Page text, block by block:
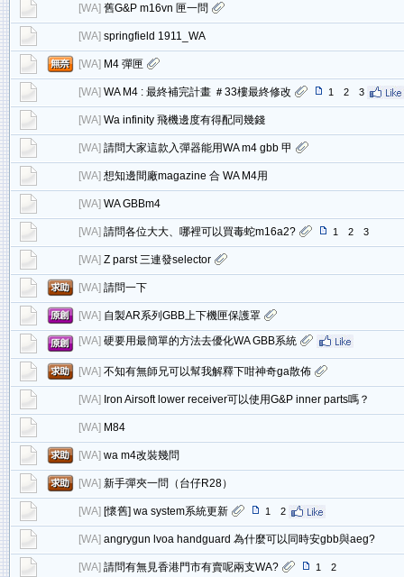
[WA] 舊G&P m16vn 匣一問
[WA] springfield 1911_WA
[WA] M4 彈匣
[WA] WA M4 : 最終補完計畫 ＃33樓最終修改 1 2 3
[WA] Wa infinity 飛機邊度有得配同幾錢
[WA] 請問大家這款入彈器能用WA m4 gbb 甲
[WA] 想知邊間廠magazine 合 WA M4用
[WA] WA GBBm4
[WA] 請問各位大大、哪裡可以買毒蛇m16a2? 1 2 3
[WA] Z parst 三連發selector
[WA] 請問一下
[WA] 自製AR系列GBB上下機匣保護罩
[WA] 硬要用最簡單的方法去優化WA GBB系統
[WA] 不知有無師兄可以幫我解釋下咁神奇ga散佈
[WA] Iron Airsoft lower receiver可以使用G&P inner parts嗎？
[WA] M84
[WA] wa m4改裝幾問
[WA] 新手彈夾一問（台仔R28）
[WA] [懷舊] wa system系統更新 1 2
[WA] angrygun lvoa handguard 為什麼可以同時安gbb與aeg?
[WA] 請問有無見香港門市有賣呢兩支WA? 1 2